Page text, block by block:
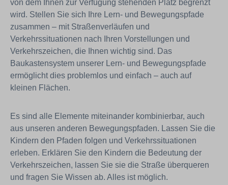
von dem Ihnen zur Verfügung stehenden Platz begrenzt
wird. Stellen Sie sich Ihre Lern- und Bewegungspfade
zusammen – mit Straßenverläufen und
Verkehrssituationen nach Ihren Vorstellungen und
Verkehrszeichen, die Ihnen wichtig sind. Das
Baukastensystem unserer Lern- und Bewegungspfade
ermöglicht dies problemlos und einfach – auch auf
kleinen Flächen.
Es sind alle Elemente miteinander kombinierbar, auch
aus unseren anderen Bewegungspfaden. Lassen Sie die
Kindern den Pfaden folgen und Verkehrssituationen
erleben. Erklären Sie den Kindern die Bedeutung der
Verkehrszeichen, lassen Sie sie die Straße überqueren
und fragen Sie Wissen ab. Alles ist möglich.